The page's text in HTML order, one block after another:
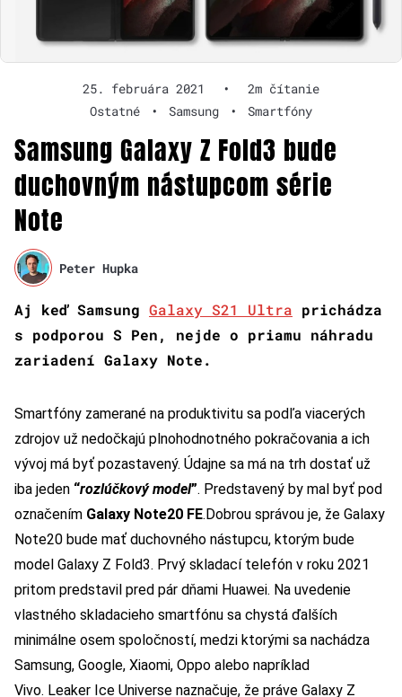
25. februára 2021 •
2m čítanie
Ostatné
• Samsung • Smartfóny
Samsung Galaxy Z Fold3 bude
duchovným nástupcom série
Note
Peter Hupka
Aj keď Samsung Galaxy S21 Ultra prichádza
s podporou S Pen, nejde o priamu náhradu
zariadení Galaxy Note.
Smartfóny zamerané na produktivitu sa podľa viacerých
zdrojov už nedočkajú plnohodnotného pokračovania a ich
vývoj má byť pozastavený. Údajne sa má na trh dostať už
iba jeden “rozlúčkový model”. Predstavený by mal byť pod
označením Galaxy Note20 FE. Dobrou správou je, že Galaxy
Note20 bude mať duchovného nástupcu, ktorým bude
model Galaxy Z Fold3. Prvý skladací telefón v roku 2021
pritom predstavil pred pár dňami Huawei. Na uvedenie
vlastného skladacieho smartfónu sa chystá ďalších
minimálne osem spoločností, medzi ktorými sa nachádza
Samsung, Google, Xiaomi, Oppo alebo napríklad
Vivo. Leaker Ice Universe naznačuje, že práve Galaxy Z